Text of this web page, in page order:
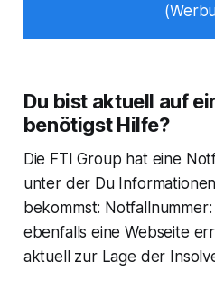
Du bist aktuell auf
benötigst Hilfe?
Die FTI Group hat eine
unter der Du
bekommst:
ebenfalls eine Webseite
aktuell zur Lage der